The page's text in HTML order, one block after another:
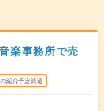
楽事務所で売
紹介予定派遣